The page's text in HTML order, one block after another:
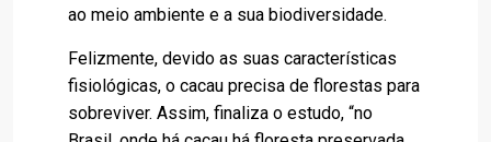
ao meio ambiente e a sua biodiversidade.
Felizmente, devido as suas características
fisiológicas, o cacau precisa de florestas para
sobreviver. Assim, finaliza o estudo, “no